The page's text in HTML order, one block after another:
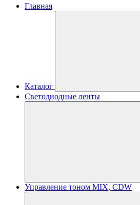
Главная
Каталог
Светодиодные ленты
Управление тоном MIX, CDW